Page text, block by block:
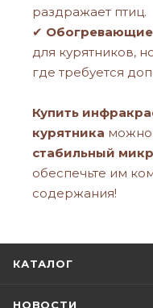
раздражает птиц.
✔
для курятников,
где требуется
Купить
курятника можно
стабильный
обеспечьте им
содержания!
КАТАЛОГ
НОВОСТИ